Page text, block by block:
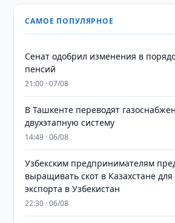
САМОЕ ПОПУЛЯРНОЕ
Сенат одобрил изменения в
пенсий
21:00 · 07/08
В Ташкенте переводят
двухэтапную систему
14:49 · 06/08
Узбекским предпринимателям
выращивать скот в Казахстане
экспорта в Узбекистан
22:30 · 06/08